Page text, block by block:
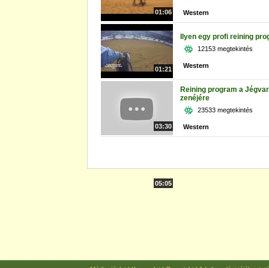
01:06
01:21
Western
03:30
Ilyen egy profi reining
12153 megtekintés
Western
05:05
Reining program a
zenéjére
23533 megtekintés
Western